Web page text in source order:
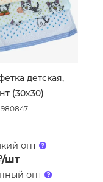
детская,
(30х30)
опт
/шт
опт